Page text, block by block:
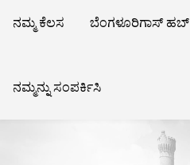
ನಮ್ಮ ಕೆಲಸ ಬೆಂಗಳೂರಿಗಾಸ್ ಹಬ್
ನಮ್ಮನ್ನು ಸಂಪರ್ಕಿಸಿ